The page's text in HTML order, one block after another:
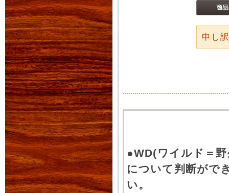
申し
●WD(ワイルド＝
について判断がで
い。